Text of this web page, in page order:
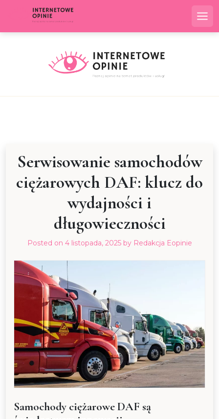
Serwisowanie samochodów
ciężarowych DAF: klucz do
wydajności i
długowieczności
Posted on 4 listopada, 2025by Redakcja Eopinie
Samochody ciężarowe DAF są